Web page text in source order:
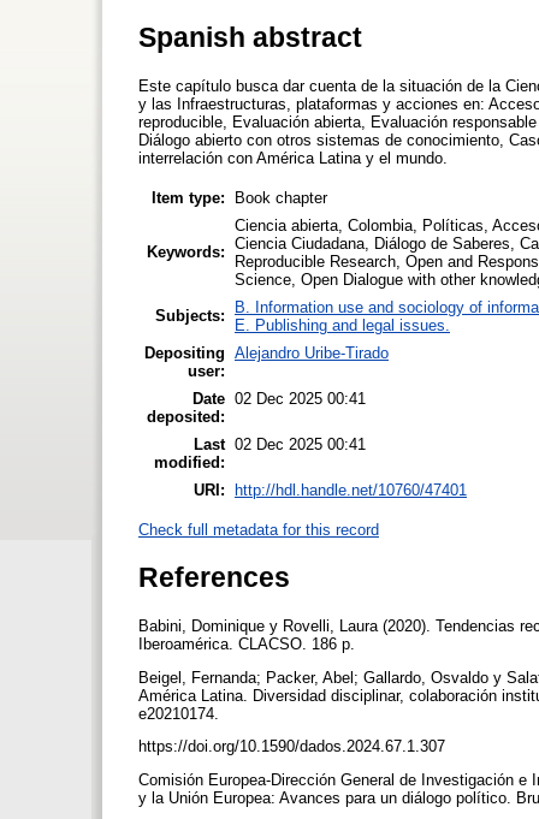
Spanish abstract
Este capítulo busca dar cuenta de la situación de la
y las Infraestructuras, plataformas y acciones en:
reproducible, Evaluación abierta, Evaluación
Diálogo abierto con otros sistemas de conocimiento,
interrelación con América Latina y el mundo.
Item type: Book chapter
Keywords:
Ciencia abierta, Colombia, Políticas,
Ciencia Ciudadana, Diálogo de Saberes,
Reproducible Research, Open and
Science, Open Dialogue with other
Subjects:
B. Information use and sociology of
E. Publishing and legal issues.
Depositing
user:
Alejandro Uribe-Tirado
Date
deposited:
02 Dec 2025 00:41
Last
modified:
02 Dec 2025 00:41
URI: http://hdl.handle.net/10760/47401
Check full metadata for this record
References
Babini, Dominique y Rovelli, Laura (2020). Tendencias
Iberoamérica. CLACSO. 186 p.
Beigel, Fernanda; Packer, Abel; Gallardo, Osvaldo y
América Latina. Diversidad disciplinar, colaboración
e20210174.
https://doi.org/10.1590/dados.2024.67.1.307
Comisión Europea-Dirección General de Investigación
y la Unión Europea: Avances para un diálogo político.